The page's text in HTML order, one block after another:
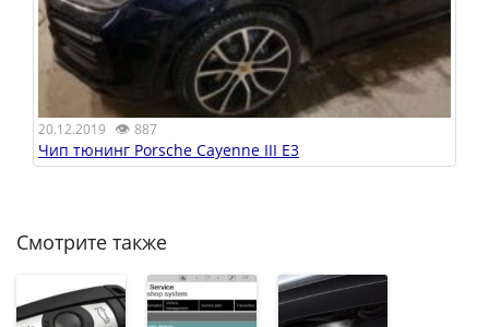
20.12.2019 👁 887
Чип тюнинг Porsche Cayenne III E3
Смотрите также